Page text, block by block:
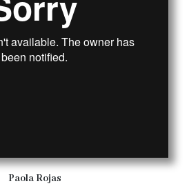
Paola Rojas